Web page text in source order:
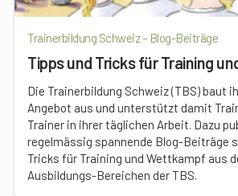
Trainerbildung Schweiz – Blog-Beiträge
Tipps und Tricks für Training
Die Trainerbildung Schweiz (TBS) baut
Angebot aus und unterstützt damit
Trainer in ihrer täglichen Arbeit. Dazu
regelmässig spannende Blog-Beiträge
Tricks für Training und Wettkampf aus
Ausbildungs-Bereichen der TBS.